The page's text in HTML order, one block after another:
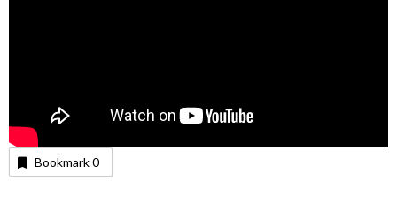
Bookmark0